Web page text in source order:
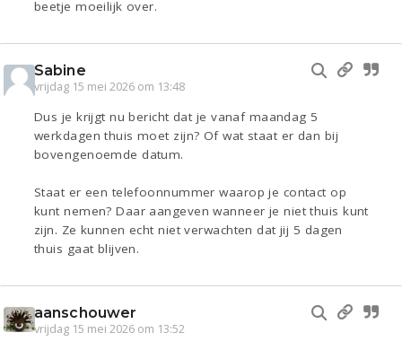
beetje moeilijk over.
Sabine
vrijdag 15 mei 2026 om 13:48
Dus je krijgt nu bericht dat je vanaf maandag 5
werkdagen thuis moet zijn? Of wat staat er dan bij
bovengenoemde datum.
Staat er een telefoonnummer waarop je contact op
kunt nemen? Daar aangeven wanneer je niet thuis kunt
zijn. Ze kunnen echt niet verwachten dat jij 5 dagen
thuis gaat blijven.
aanschouwer
vrijdag 15 mei 2026 om 13:52